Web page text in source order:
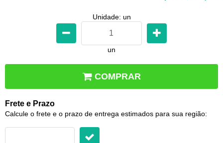
Unidade: un
un
COMPRAR
Frete e Prazo
Calcule o frete e o prazo de entrega estimados para sua região: